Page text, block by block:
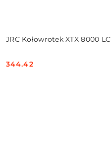
JRC Kołowrotek XTX 8000 LC
Cena:
344.42